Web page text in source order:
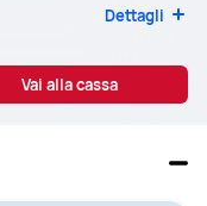
Dettagli
Vai alla cassa